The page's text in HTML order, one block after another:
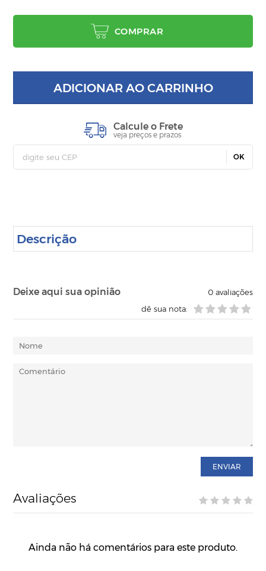
COMPRAR
ADICIONAR AO CARRINHO
Calcule o Frete
veja preços e prazos
OK
Descrição
Deixe aqui sua opinião 0avaliações
dê sua nota:
ENVIAR
Avaliações
Ainda não há comentários para este produto.